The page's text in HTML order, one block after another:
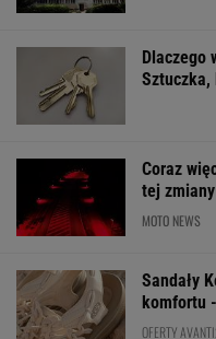
Dlaczego
Sztuczka,
Coraz
tej
MOTO NEWS
Sandały
komfortu
OFERTY